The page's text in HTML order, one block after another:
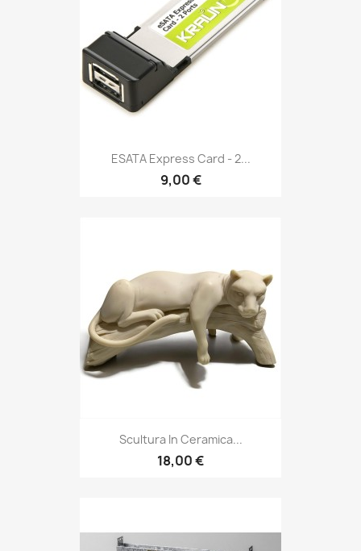
ESATA Express Card - 2...
9,00 €
Scultura In Ceramica...
18,00 €